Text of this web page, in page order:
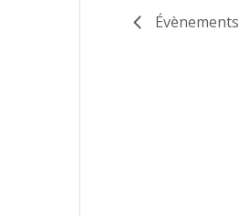
Évènements